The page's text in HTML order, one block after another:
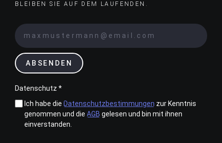
BLEIBEN SIE AUF DEM LAUFENDEN.
ABSENDEN
Datenschutz *
Ich habe die Datenschutzbestimmungen zur Kenntnis
genommen und die AGB gelesen und bin mit ihnen
einverstanden.